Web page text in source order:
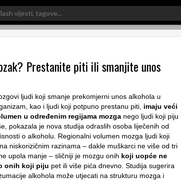
Prestanite piti ili smanjite unos
ljudi koji smanje prekomjerni unos alkohola u
kao i ljudi koji potpuno prestanu piti, imaju veći
u određenim regijama mozga nego ljudi koji piju
pokazala je nova studija odraslih osoba liječenih od
o alkoholu. Regionalni volumen mozga ljudi koji
niskorizičnim razinama – dakle muškarci ne više od tri
upola manje – sličniji je mozgu onih koji uopće ne
onih koji piju pet ili više pića dnevno. Studija sugerira
alkohola može utjecati na strukturu mozga i